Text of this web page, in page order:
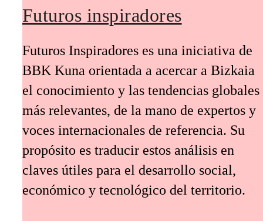
Futuros inspiradores
Futuros Inspiradores es una iniciativa de
BBK Kuna orientada a acercar a Bizkaia
el conocimiento y las tendencias globales
más relevantes, de la mano de expertos y
voces internacionales de referencia. Su
propósito es traducir estos análisis en
claves útiles para el desarrollo social,
económico y tecnológico del territorio.